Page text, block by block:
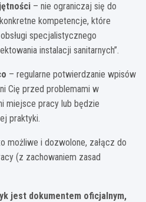
– nie ograniczaj się do
kompetencje, które
specjalistycznego
instalacji sanitarnych”.
– regularne potwierdzanie wpisów
Cię przed problemami w
miejsce pracy lub będzie
praktyki.
możliwe i dozwolone, załącz do
(z zachowaniem zasad
jest dokumentem oficjalnym,